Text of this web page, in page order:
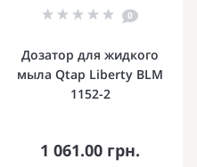
0
Дозатор для жидкого
мыла Qtap Liberty BLM
1152-2
1 061.00 грн.